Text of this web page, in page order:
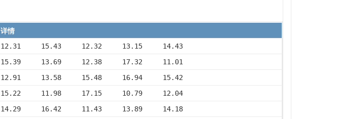
详情
12.31     15.43     12.32     13.15     14.43
15.39     13.69     12.38     17.32     11.01
12.91     13.58     15.48     16.94     15.42
15.22     11.98     17.15     10.79     12.04
14.29     16.42     11.43     13.89     14.18